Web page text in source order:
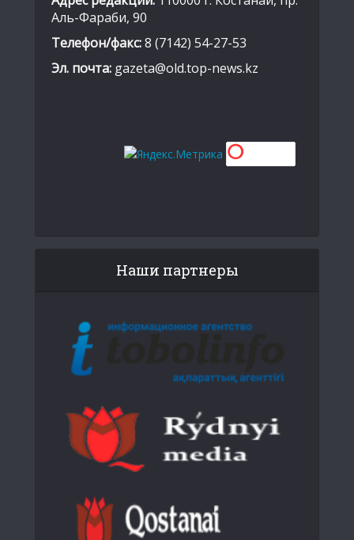
Аль-Фараби, 90
Телефон/факс:8 (7142) 54-27-53
Эл. почта: gazeta@old.top-news.kz
Наши партнеры